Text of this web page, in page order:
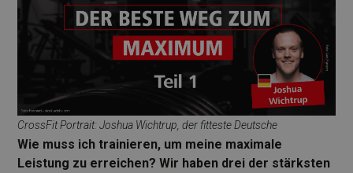
CrossFit Portrait: Joshua Wichtrup, der fitteste Deutsche
Wie muss ich trainieren, um meine maximale
Leistung zu erreichen? Wir haben drei der stärksten